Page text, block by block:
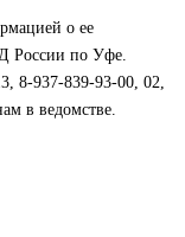
о ее
России по Уфе.
8-937-839-93-00, 02,
в ведомстве.